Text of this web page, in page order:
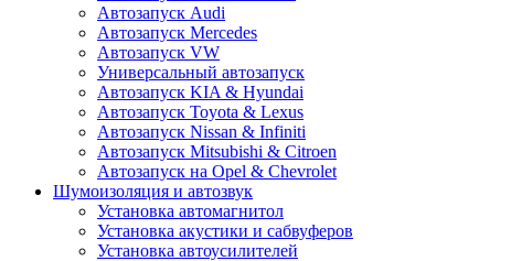
Автозапуск Audi
Автозапуск Mercedes
Автозапуск VW
Универсальный автозапуск
Автозапуск KIA & Hyundai
Автозапуск Toyota & Lexus
Автозапуск Nissan & Infiniti
Автозапуск Mitsubishi & Citroen
Автозапуск на Opel & Chevrolet
Шумоизоляция и автозвук
Установка автомагнитол
Установка акустики и сабвуферов
Установка автоусилителей